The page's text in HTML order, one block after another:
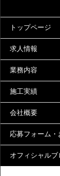
トップページ
求人情報
業務内容
施工実績
会社概要
応募フォーム
オフィシャルブ